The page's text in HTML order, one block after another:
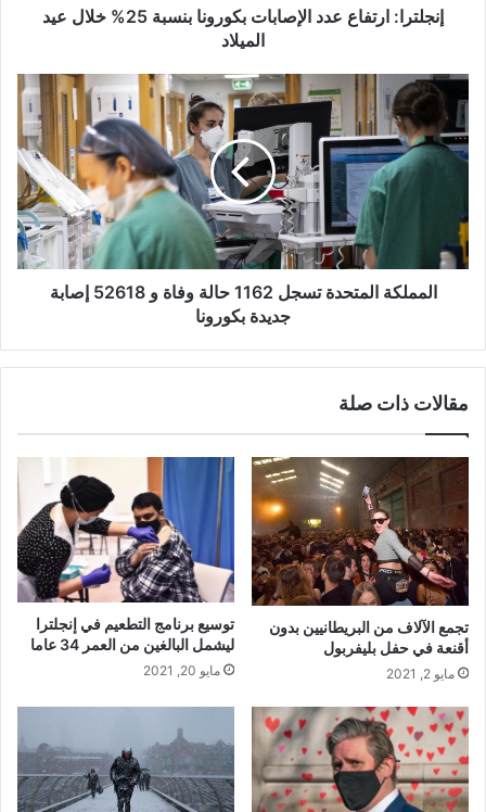
الميلاد
إنجلترا: ارتفاع عدد الإصابات بكورونا بنسبة 25% خلال عيد
الميلاد
المملكة
المتحدة
تسجل
1162
و
52618
إصابة
جديدة
المملكة المتحدة تسجل 1162 حالة وفاة و 52618 إصابة
جديدة بكورونا
مقالات ذات صلة
تجمع الآلاف من البريطانيين بدون
أقنعة في حفل بليفربول
مايو 2, 2021
توسيع برنامج التطعيم في إنجلترا
ليشمل البالغين من العمر 34 عاما
مايو 20, 2021